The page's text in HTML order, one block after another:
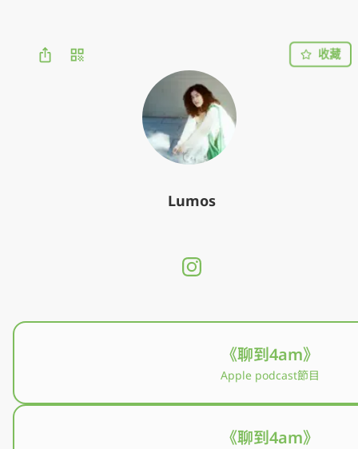
Lumos
收藏
《聊到4am》
Apple podcast節目
《聊到4am》